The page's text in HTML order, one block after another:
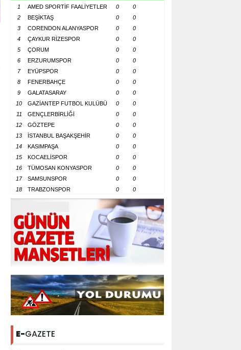
1 AMED SPORTİF FAALİYETLER 0
0
2
BEŞİKTAŞ 0
0
3
CORENDON ALANYASPOR 0
0
4
ÇAYKUR RİZESPOR 0
0
5
ÇORUM 0
0
6
ERZURUMSPOR 0
0
7
EYÜPSPOR 0
0
8
FENERBAHÇE 0
0
9
GALATASARAY 0
0
10
GAZİANTEP FUTBOL KULÜBÜ 0
0
11
GENÇLERBİRLİĞİ 0
0
12
GÖZTEPE 0
0
13
İSTANBUL BAŞAKŞEHİR 0
0
14
KASIMPAŞA 0
0
15
KOCAELİSPOR 0
0
16
TÜMOSAN KONYASPOR 0
0
17
SAMSUNSPOR 0
0
18
TRABZONSPOR 0 0
E-GAZETE